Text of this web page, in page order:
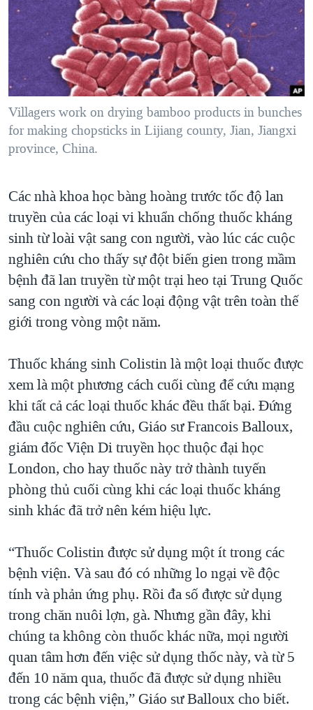
"Tìm"NGƯỜI VIỆT HẢI NGOẠI
ĐỜI SỐNG
KINH TẾ
KHOA HỌC
SỨC KHOẺ
VĂN HOÁ
GIÁO DỤC
TẠI
HÀNH TRÌNH BẦU CỬ 2024
MỘT NĂM CHIẾN TRANH TẠI DẢI GAZA
GIẢI MÃ VÀNH ĐAI & CON ĐƯỜNG
TRỊNH VĨNH BÌNH - NGƯỜI HẠ 'BÊN THẮNG CUỘC'
GROUND ZERO – XƯA VÀ NAY
CÁC GIÁ TRỊ CỘNG HÒA Ở VIỆT NAM
TRỊNH VĨNH BÌNH VS. CHÍNH PHỦ VIỆT NAM
NGƯ DÂN VIỆT VÀ LÀN SÓNG TRỘM HẢI SÂM
BÊN KIA QUỐC LỘ: TIẾNG VỌNG TỪ NÔNG THÔN MỸ
QUAN HỆ VIỆT MỸ
VIDEO
NGHE
MẠNG XÃ HỘI
Ngôn ngữ khác
Villagers work on drying bamboo products in bunches
for making chopsticks in Lijiang county, Jian, Jiangxi
province, China.
Các nhà khoa học bàng hoàng trước tốc độ lan
truyền của các loại vi khuẩn chống thuốc kháng
sinh từ loài vật sang con người, vào lúc các cuộc
nghiên cứu cho thấy sự đột biến gien trong mầm
bệnh đã lan truyền từ một trại heo tại Trung Quốc
sang con người và các loại động vật trên toàn thế
giới trong vòng một năm.
Thuốc kháng sinh Colistin là một loại thuốc được
xem là một phương cách cuối cùng để cứu mạng
khi tất cả các loại thuốc khác đều thất bại. Đứng
đầu cuộc nghiên cứu, Giáo sư Francois Balloux,
giám đốc Viện Di truyền học thuộc đại học
London, cho hay thuốc này trở thành tuyến
phòng thủ cuối cùng khi các loại thuốc kháng
sinh khác đã trở nên kém hiệu lực.
“Thuốc Colistin được sử dụng một ít trong các
bệnh viện. Và sau đó có những lo ngại về độc
tính và phản ứng phụ. Rồi đa số được sử dụng
trong chăn nuôi lợn, gà. Nhưng gần đây, khi
chúng ta không còn thuốc khác nữa, mọi người
quan tâm hơn đến việc sử dụng thốc này, và từ 5
đến 10 năm qua, thuốc đã được sử dụng nhiều
trong các bệnh viện,” Giáo sư Balloux cho biết.